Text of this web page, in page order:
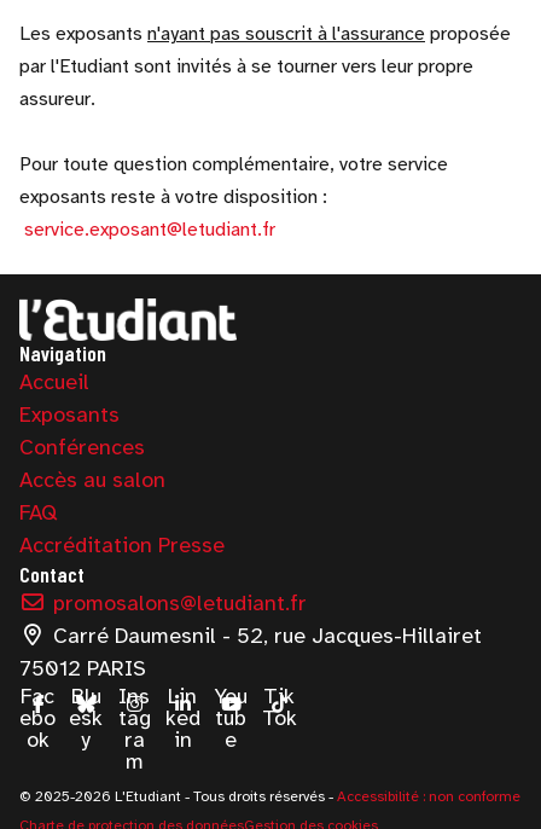
Les exposants n'ayant pas souscrit à l'assurance proposée
par l'Etudiant sont invités à se tourner vers leur propre
assureur.
Pour toute question complémentaire, votre service
exposants reste à votre disposition :
service.exposant@letudiant.fr
Navigation
Accueil
Exposants
Conférences
Accès au salon
FAQ
Accréditation Presse
Contact
promosalons@letudiant.fr
Carré Daumesnil - 52, rue Jacques-Hillairet
75012 PARIS
Fac
ebo
ok
Blu
esk
y
Ins
tag
ra
m
Lin
ked
in
You
tub
e
Tik
Tok
© 2025-2026 L'Etudiant - Tous droits réservés - Accessibilité : non conforme
Charte de protection des donnéesGestion des cookies